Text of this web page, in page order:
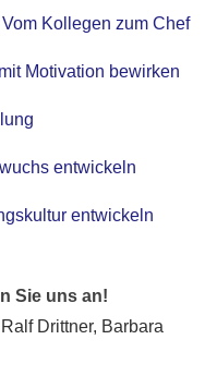
Kollegen zum Chef
Motivation bewirken
entwickeln
entwickeln
Sie uns an!
Drittner, Barbara